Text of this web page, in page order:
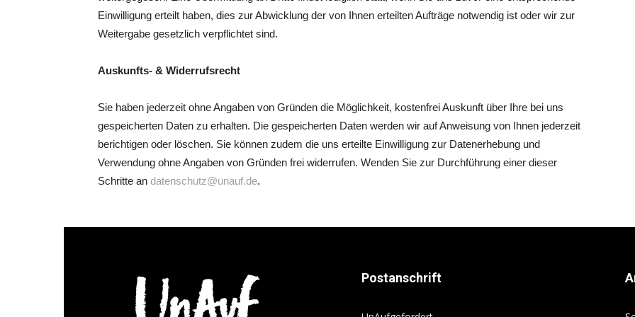
Einwilligung erteilt haben, dies zur Abwicklung der von Ihnen erteilten Aufträge notwendig ist oder wir zur
Weitergabe gesetzlich verpflichtet sind.
Auskunfts- & Widerrufsrecht
Sie haben jederzeit ohne Angaben von Gründen die Möglichkeit, kostenfrei Auskunft über Ihre bei uns
gespeicherten Daten zu erhalten. Die gespeicherten Daten werden wir auf Anweisung von Ihnen jederzeit
berichtigen oder löschen. Sie können zudem die uns erteilte Einwilligung zur Datenerhebung und
Verwendung ohne Angaben von Gründen frei widerrufen. Wenden Sie zur Durchführung einer dieser
Schritte an datenschutz@unauf.de.
Postanschrift